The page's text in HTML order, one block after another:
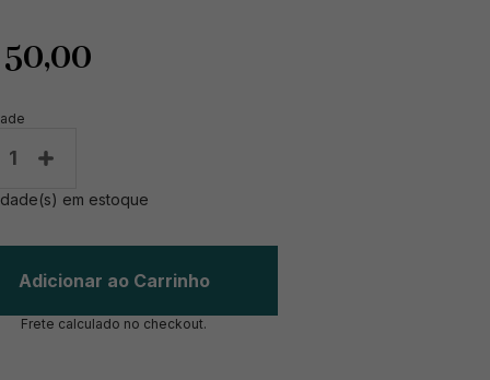
50,00
1
em estoque
Adicionar ao Carrinho
Frete calculado no checkout.